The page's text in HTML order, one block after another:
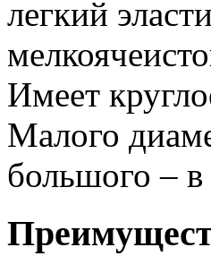
легкий
Имеет
Малого
большого –